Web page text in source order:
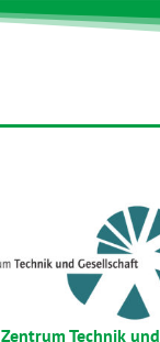
Zentrum Technik und